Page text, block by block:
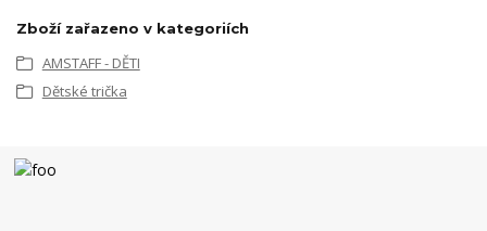
Zboží zařazeno v kategoriích
AMSTAFF - DĚTI
Dětské trička